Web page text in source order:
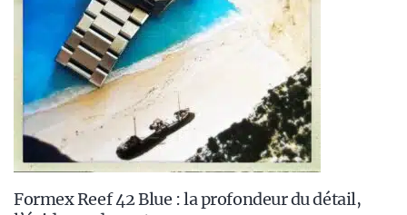
Formex Reef 42 Blue : la profondeur du détail,